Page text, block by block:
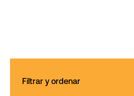
Filtrar y ordenar